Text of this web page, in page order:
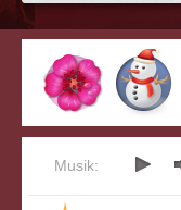
Musik: